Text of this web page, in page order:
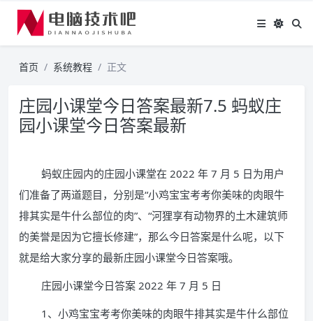
首页 系统教程 正文
庄园小课堂今日答案最新7.5 蚂蚁庄
园小课堂今日答案最新
蚂蚁庄园内的庄园小课堂在 2022 年 7 月 5 日为用户
们准备了两道题目，分别是“小鸡宝宝考考你美味的肉眼牛
排其实是牛什么部位的肉”、“河狸享有动物界的土木建筑师
的美誉是因为它擅长修建”，那么今日答案是什么呢，以下
就是给大家分享的最新庄园小课堂今日答案哦。
庄园小课堂今日答案 2022 年 7 月 5 日
1、小鸡宝宝考考你美味的肉眼牛排其实是牛什么部位